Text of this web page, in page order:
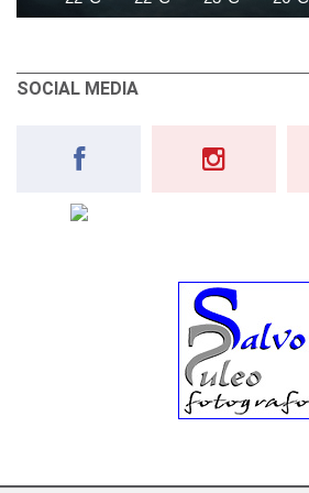
SOCIAL MEDIA